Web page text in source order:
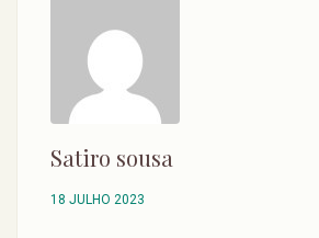
Satiro sousa
18 JULHO 2023